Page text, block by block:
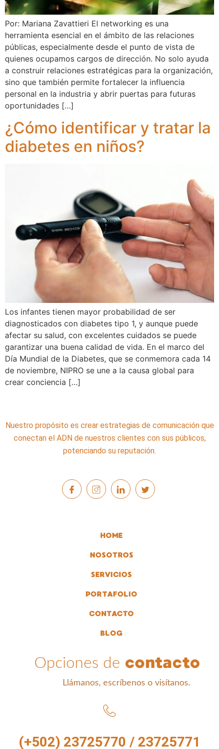
Por: Mariana Zavattieri El networking es una
herramienta esencial en el ámbito de las relaciones
públicas, especialmente desde el punto de vista de
quienes ocupamos cargos de dirección. No solo ayuda
a construir relaciones estratégicas para la organización,
sino que también permite fortalecer la influencia
personal en la industria y abrir puertas para futuras
oportunidades […]
¿Cómo identificar y tratar la
diabetes en niños?
Los infantes tienen mayor probabilidad de ser
diagnosticados con diabetes tipo 1, y aunque puede
afectar su salud, con excelentes cuidados se puede
garantizar una buena calidad de vida. En el marco del
Día Mundial de la Diabetes, que se conmemora cada 14
de noviembre, NIPRO se une a la causa global para
crear conciencia […]
Nuestro propósito es crear estrategias de comunicación que
conectan el ADN de nuestros clientes con sus públicos,
potenciando su reputación.
HOME
NOSOTROS
SERVICIOS
PORTAFOLIO
CONTACTO
BLOG
Opciones de contacto
Llámanos, escríbenos o visítanos.
(+502) 23725770 / 23725771